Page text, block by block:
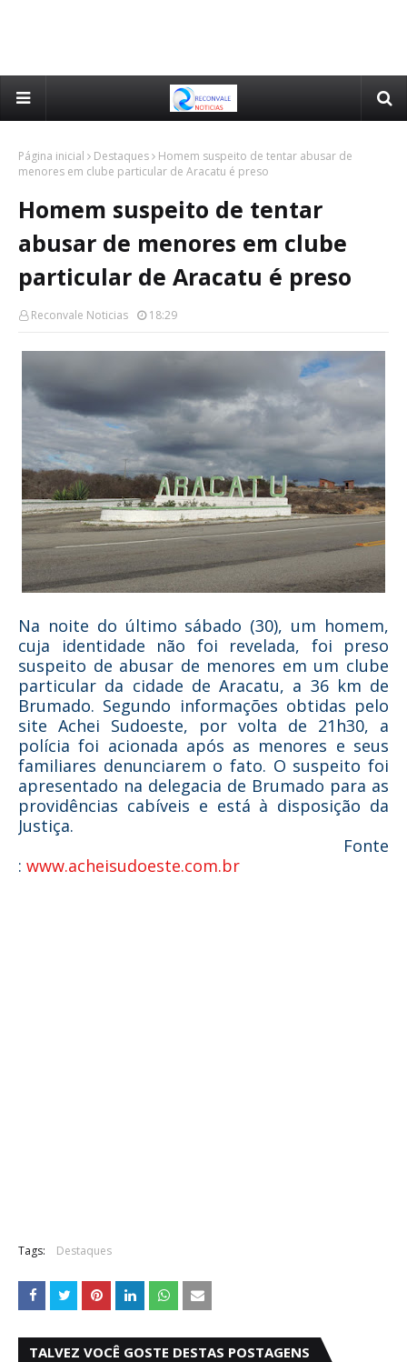
Página inicial Destaques
Homem suspeito de tentar abusar de
menores em clube particular de Aracatu é preso
Homem suspeito de tentar
abusar de menores em clube
particular de Aracatu é preso
Reconvale Noticias 18:29
Na noite do último sábado (30), um homem,
cuja identidade não foi revelada, foi preso
suspeito de abusar de menores em um clube
particular da cidade de Aracatu, a 36 km de
Brumado. Segundo informações obtidas pelo
site Achei Sudoeste, por volta de 21h30, a
polícia foi acionada após as menores e seus
familiares denunciarem o fato. O suspeito foi
apresentado na delegacia de Brumado para as
providências cabíveis e está à disposição da
Justiça.
Fonte
: www.acheisudoeste.com.br
Tags: Destaques
TALVEZ VOCÊ GOSTE DESTAS POSTAGENS